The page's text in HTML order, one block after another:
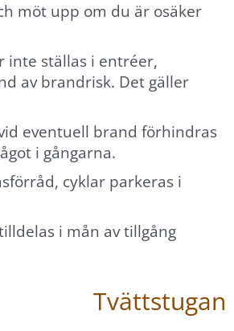
möt upp om du är osäker
inte ställas i entréer,
av brandrisk. Det gäller
eventuell brand förhindras
i gångarna.
cyklar parkeras i
i mån av tillgång
Tvättstugan